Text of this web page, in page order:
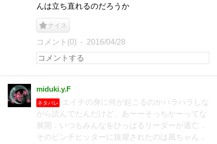
んは立ち直れるのだろうか
ナイス
コメント(0) 2016/04/28
miduki.y.F
ネタバレ
エイチの身に何が起こるのかハラハラしな
がら読んでたんだけど、あーーそっちかーってな
展開．いつもみんなをひっぱるリーダーが逃亡．
そのピンチヒッターに抜擢されたのは風ちゃん．